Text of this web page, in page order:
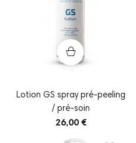
Lotion GS spray pré-peeling
/ pré-soin
26,00 €